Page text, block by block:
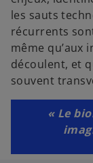
les sauts
récurrents
même qu’aux
découlent, et
souvent
« Le